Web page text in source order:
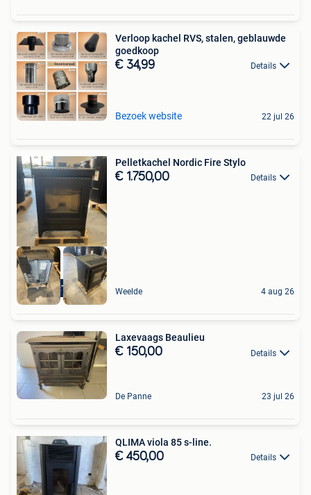
Verloop kachel RVS, stalen, geblauwde
goedkoop
€ 34,99 Details
Bezoek website 22 jul 26
ACTIE
Pelletkachel Nordic Fire Stylo
€ 1.750,00 Details
Weelde 4 aug 26
Laxevaags Beaulieu
€ 150,00 Details
De Panne 23 jul 26
QLIMA viola 85 s-line.
€ 450,00 Details